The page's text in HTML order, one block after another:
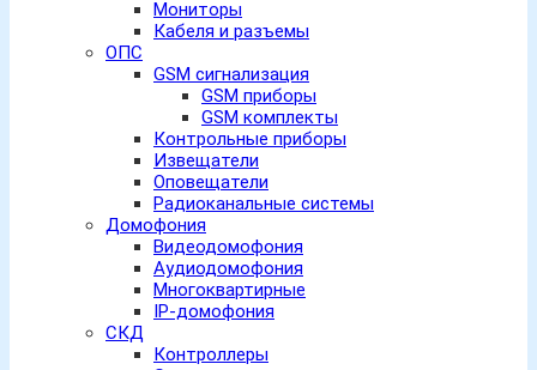
Мониторы
Кабеля и разъемы
ОПС
GSM сигнализация
GSM приборы
GSM комплекты
Контрольные приборы
Извещатели
Оповещатели
Радиоканальные системы
Домофония
Видеодомофония
Аудиодомофония
Многоквартирные
IP-домофония
СКД
Контроллеры